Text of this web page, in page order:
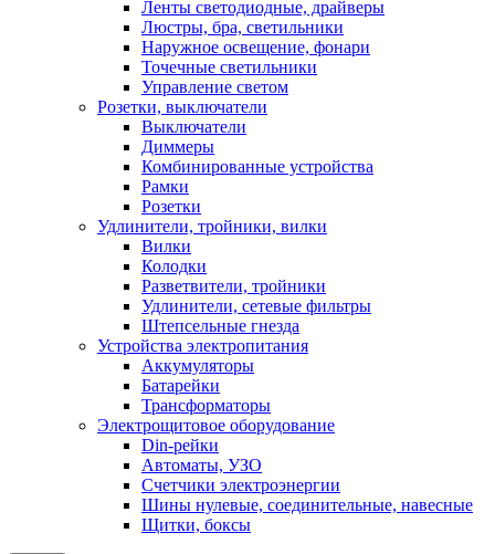
Ленты светодиодные, драйверы
Люстры, бра, светильники
Наружное освещение, фонари
Точечные светильники
Управление светом
Розетки, выключатели
Выключатели
Диммеры
Комбинированные устройства
Рамки
Розетки
Удлинители, тройники, вилки
Вилки
Колодки
Разветвители, тройники
Удлинители, сетевые фильтры
Штепсельные гнезда
Устройства электропитания
Аккумуляторы
Батарейки
Трансформаторы
Электрощитовое оборудование
Din-рейки
Автоматы, УЗО
Счетчики электроэнергии
Шины нулевые, соединительные, навесные
Щитки, боксы